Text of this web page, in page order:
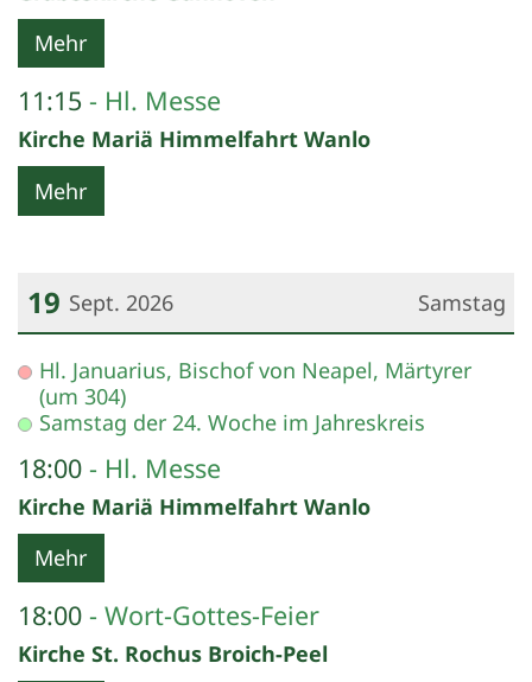
Mehr
11:15 Hl. Messe
Kirche Mariä Himmelfahrt Wanlo
Mehr
Samstag
19 Sept. 2026
Datum: 19. September 2026
Hl. Januarius, Bischof von Neapel, Märtyrer
(um 304)
Samstag der 24. Woche im Jahreskreis
18:00 Hl. Messe
Kirche Mariä Himmelfahrt Wanlo
Mehr
18:00 Wort-Gottes-Feier
Kirche St. Rochus Broich-Peel